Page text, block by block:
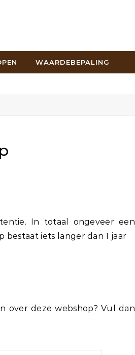
WAARDEBEPALING
In totaal ongeveer een
iets langer dan 1 jaar
over deze webshop? Vul dan